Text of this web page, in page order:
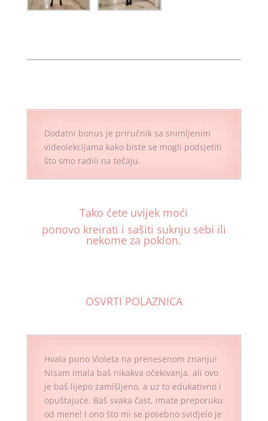
Dodatni bonus je priručnik sa snimljenim
videolekcijama kako biste se mogli podsjetiti
što smo radili na tečaju.
Tako ćete uvijek moći
ponovo kreirati i sašiti suknju sebi ili
nekome za poklon.
OSVRTI POLAZNICA
Hvala puno Violeta na prenesenom znanju!
Nisam imala baš nikakva očekivanja, ali ovo
je baš lijepo zamišljeno, a uz to edukativno i
opuštajuće. Baš svaka čast, imate preporuku
od mene! I ono što mi se posebno svidjelo je